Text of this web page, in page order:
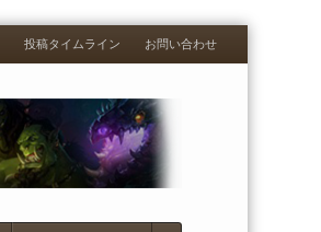
投稿タイムライン お問い合わせ